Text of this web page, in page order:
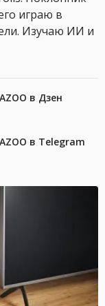
играю в
Изучаю ИИ и
в Дзен
в Telegram